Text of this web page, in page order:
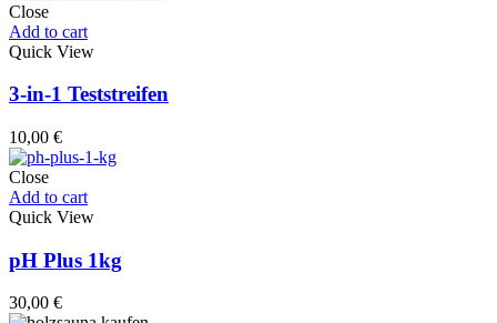
Close
Add to cart
Quick View
3-in-1 Teststreifen
10,00 €
Close
Add to cart
Quick View
pH Plus 1kg
30,00 €